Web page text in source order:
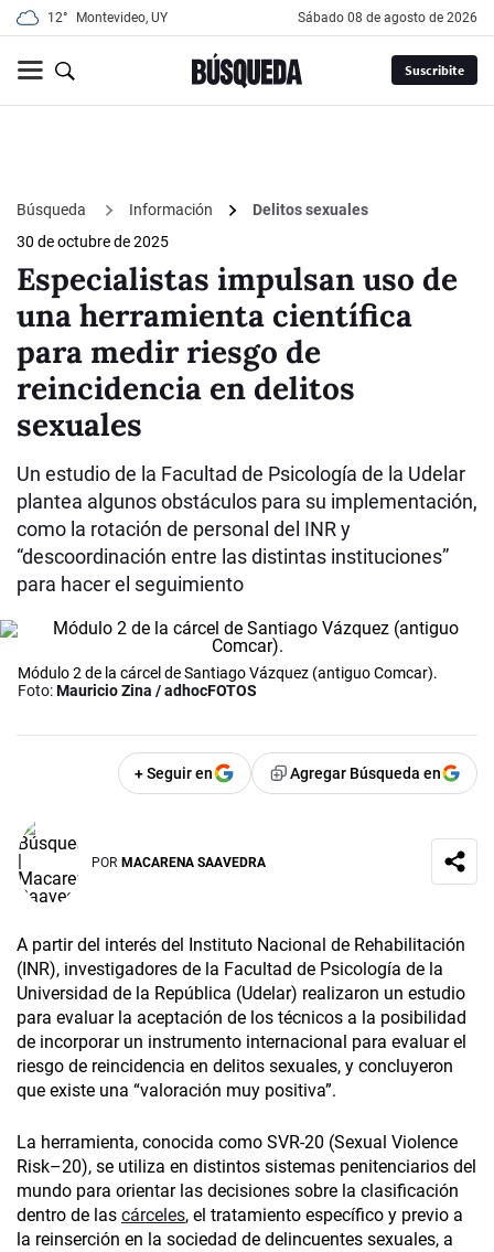
12° Montevideo, UY sábado 08 de agosto de 2026
Suscribite
Búsqueda Información
Delitos sexuales
30 de octubre de 2025
Especialistas impulsan uso de
una herramienta científica
para medir riesgo de
reincidencia en delitos
sexuales
Un estudio de la Facultad de Psicología de la Udelar
plantea algunos obstáculos para su implementación,
como la rotación de personal del INR y
“descoordinación entre las distintas instituciones”
para hacer el seguimiento
Módulo 2 de la cárcel de Santiago Vázquez (antiguo Comcar).
Foto:Mauricio Zina / adhocFOTOS
+ Seguir en Agregar Búsqueda en
POR MACARENA SAAVEDRA
A partir del interés del Instituto Nacional de Rehabilitación
(INR), investigadores de la Facultad de Psicología de la
Universidad de la República (Udelar) realizaron un estudio
para evaluar la aceptación de los técnicos a la posibilidad
de incorporar un instrumento internacional para evaluar el
riesgo de reincidencia en delitos sexuales, y concluyeron
que existe una “valoración muy positiva”.
La herramienta, conocida como SVR-20 (Sexual Violence
Risk–20), se utiliza en distintos sistemas penitenciarios del
mundo para orientar las decisiones sobre la clasificación
dentro de las cárceles, el tratamiento específico y previo a
la reinserción en la sociedad de delincuentes sexuales, a